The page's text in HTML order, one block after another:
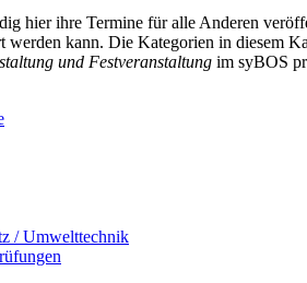
hier ihre Termine für alle Anderen
kann. Die Kategorien in diesem
und Festveranstaltung im syBOS
/ Umwelttechnik